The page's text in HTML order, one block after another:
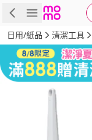
商品
日用/紙品 清潔工具